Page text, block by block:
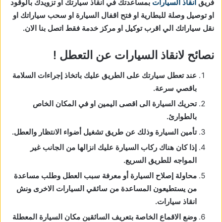
فريق انقاذ السيارات بمساعدتك في انقاذ سيارتك او تزويدك بالوقود
او توصيل وصلة للبطارية او فتح اقفال السيارة او سحب سياراتك او
نقل سياراتك الي اقرب توكيل او مركز خدمة فقط اتصل بنا الان.
نصائح لانقاذ السيارات عن التعطل !
عند تعطل سيارتك على الطريق عليك باتخاذ إجراءات السلامة
باقصي سرعة.
تحريك السيارة الى اقصى اليمين او في المكان الخاص
بالطوارئ.
تأمين السيارة وذلك عن طريق تشغيل أضواء الانتظار والعطل.
إذا كان هناك ركاب السيارة عليك انزالها من الجانب غير
المواجه للطريق السريع.
محاولة إصلاح السيارة أو معرفة سبب العطل وطلب مساعدة
من يستطيعون المساعدة من سائقي السيارات الاخرى ونش
انقاذ سيارات.
وضع الاقماع الخاصة بتعريف السائقين مكان السيارة المعطلة